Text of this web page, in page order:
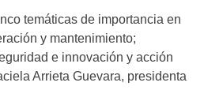
temáticas de importancia en
y mantenimiento;
e innovación y acción
Arrieta Guevara, presidenta